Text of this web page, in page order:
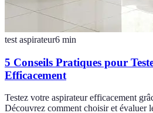
test aspirateur6 min
5 Conseils Pratiques pour
Efficacement
Testez votre aspirateur efficacement
Découvrez comment choisir et évaluer